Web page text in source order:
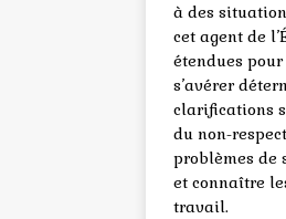
à des
cet agent de
étendues
s’avérer
clarifications
du non-
problèmes de
et connaître
travail.